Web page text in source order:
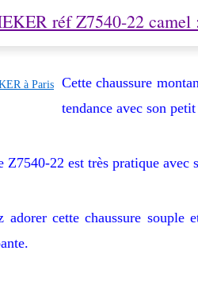
réf Z7540-22 camel
Cette chaussure
tendance avec son
Z7540-22 est très pratique
adorer cette chaussure souple